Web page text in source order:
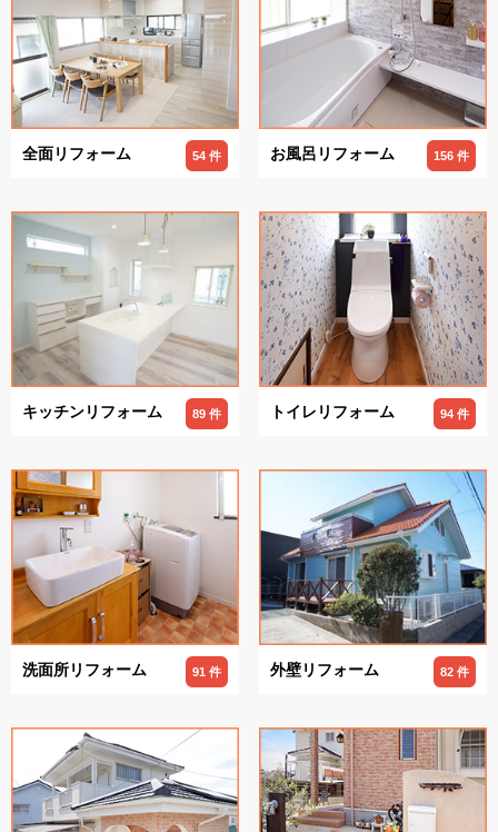
全面リフォーム 54 件 お風呂リフォーム 156 件
キッチンリフォーム 89 件 トイレリフォーム 94 件
洗面所リフォーム 91 件 外壁リフォーム 82 件